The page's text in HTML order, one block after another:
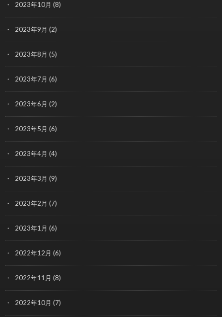
2023年10月 (8)
2023年9月 (2)
2023年8月 (5)
2023年7月 (6)
2023年6月 (2)
2023年5月 (6)
2023年4月 (4)
2023年3月 (9)
2023年2月 (7)
2023年1月 (6)
2022年12月 (6)
2022年11月 (8)
2022年10月 (7)